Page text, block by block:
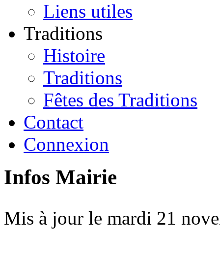
Liens utiles
Traditions
Histoire
Traditions
Fêtes des Traditions
Contact
Connexion
Infos Mairie
Mis à jour le mardi 21